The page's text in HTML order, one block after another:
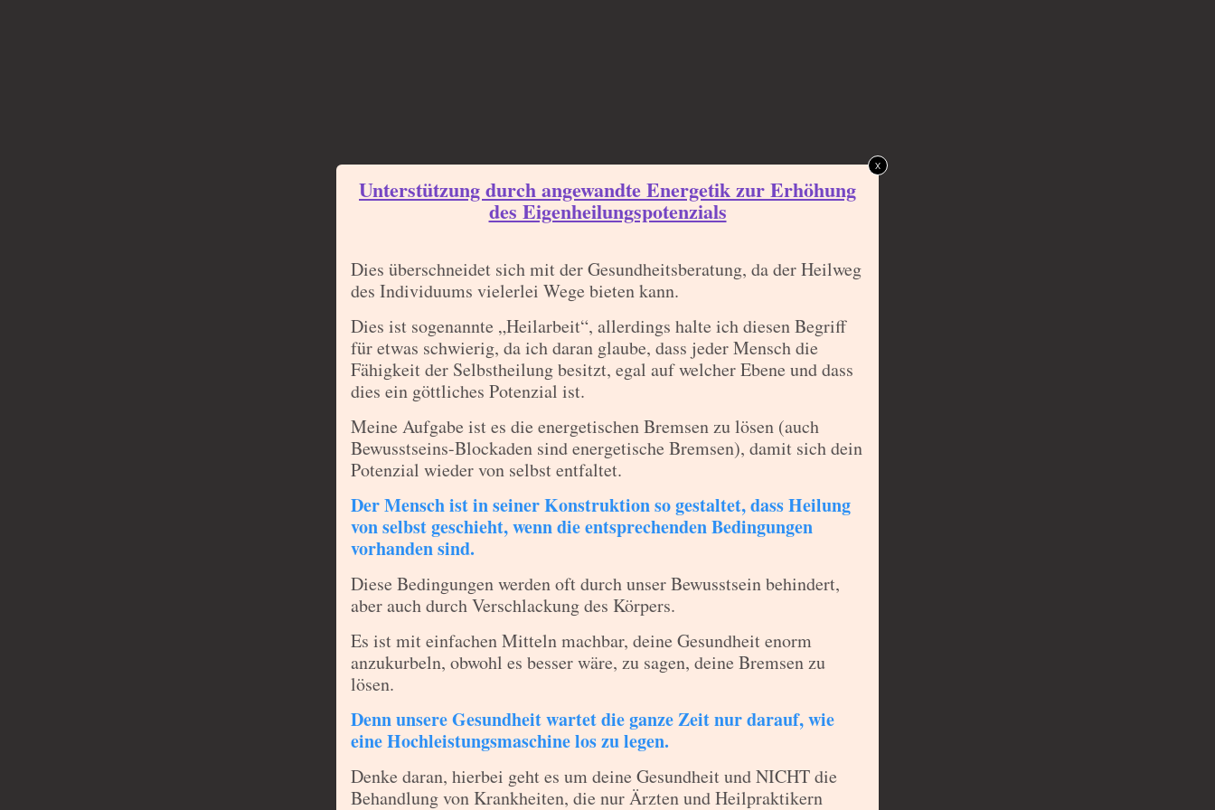
Unterstützung durch angewandte Energetik zur Erhöhung
des Eigenheilungspotenzials
Dies überschneidet sich mit der Gesundheitsberatung, da der Heilweg
des Individuums vielerlei Wege bieten kann.
Dies ist sogenannte „Heilarbeit“, allerdings halte ich diesen Begriff
für etwas schwierig, da ich daran glaube, dass jeder Mensch die
Fähigkeit der Selbstheilung besitzt, egal auf welcher Ebene und dass
dies ein göttliches Potenzial ist.
Meine Aufgabe ist es die energetischen Bremsen zu lösen (auch
Bewusstseins-Blockaden sind energetische Bremsen), damit sich dein
Potenzial wieder von selbst entfaltet.
Der Mensch ist in seiner Konstruktion so gestaltet, dass Heilung
von selbst geschieht, wenn die entsprechenden Bedingungen
vorhanden sind.
Diese Bedingungen werden oft durch unser Bewusstsein behindert,
aber auch durch Verschlackung des Körpers.
Es ist mit einfachen Mitteln machbar, deine Gesundheit enorm
anzukurbeln, obwohl es besser wäre, zu sagen, deine Bremsen zu
lösen.
Denn unsere Gesundheit wartet die ganze Zeit nur darauf, wie
eine Hochleistungsmaschine los zu legen.
Denke daran, hierbei geht es um deine Gesundheit und NICHT die
Behandlung von Krankheiten, die nur Ärzten und Heilpraktikern
x